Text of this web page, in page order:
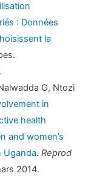
: Données
la
G, Ntozi
in
health
and women’s
Uganda.Reprod
2014.